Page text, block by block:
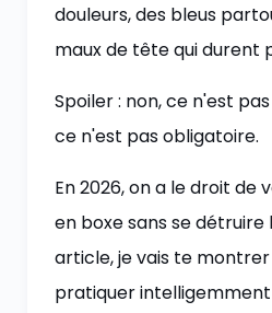
douleurs, des bleus
maux de tête qui durent
Spoiler : non, ce n'est
ce n'est pas obligatoire.
En 2026, on a le droit de
en boxe sans se
article, je vais te
pratiquer